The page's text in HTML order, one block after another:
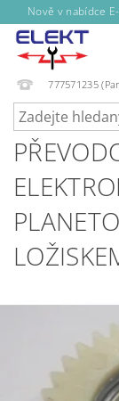
Nově v nabídce
777571235